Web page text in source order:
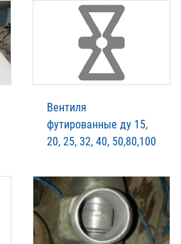
Вентиля
футированные ду 15,
20, 25, 32, 40, 50,80,100